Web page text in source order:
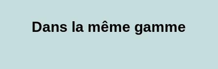
Dans la même gamme